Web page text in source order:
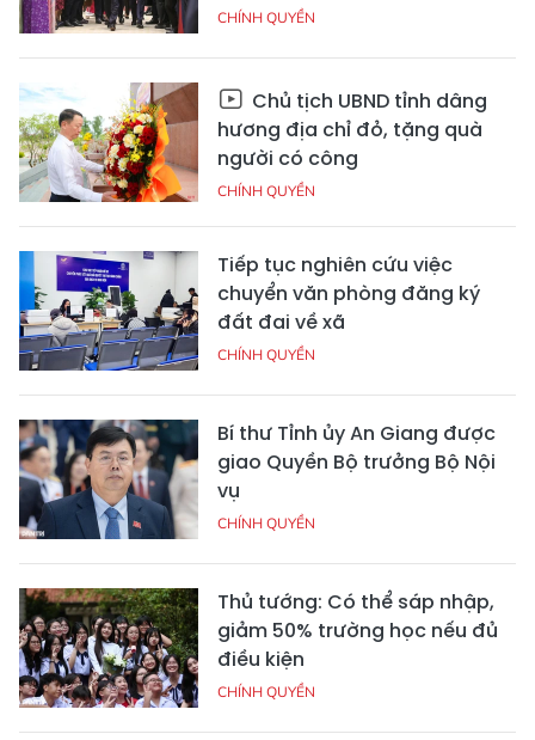
CHÍNH QUYỀN
Chủ tịch UBND tỉnh dâng
hương địa chỉ đỏ, tặng quà
người có công
CHÍNH QUYỀN
Tiếp tục nghiên cứu việc
chuyển văn phòng đăng ký
đất đai về xã
CHÍNH QUYỀN
Bí thư Tỉnh ủy An Giang được
giao Quyền Bộ trưởng Bộ Nội
vụ
CHÍNH QUYỀN
Thủ tướng: Có thể sáp nhập,
giảm 50% trường học nếu đủ
điều kiện
CHÍNH QUYỀN